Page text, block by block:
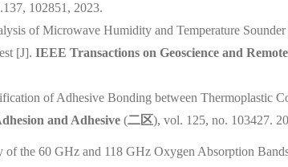
102851, 2023.
of Microwave Humidity and Temperature
[J]. IEEE Transactions on Geoscience and
of Adhesive Bonding between Thermoplastic
and Adhesive (二区), vol. 125, no. 103427.
of the 60 GHz and 118 GHz Oxygen Absorption